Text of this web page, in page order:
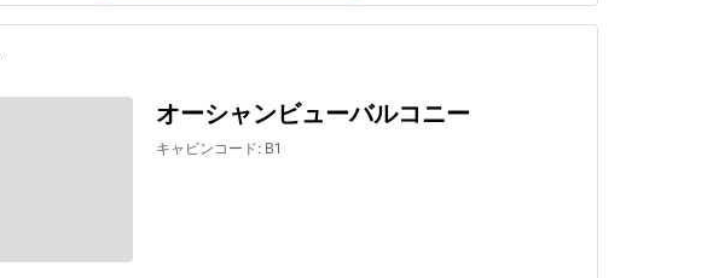
オーシャンビューバルコニー
キャビンコード: B1